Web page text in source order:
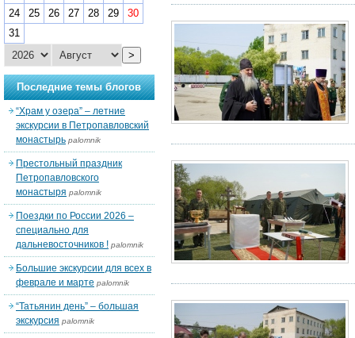
24
25 26 27 28 29
30
31
>
Последние темы блогов
“Храм у озера” – летние
экскурсии в Петропавловский
монастырь palomnik
Престольный праздник
Петропавловского
монастыря palomnik
Поездки по России 2026 –
специально для
дальневосточников ! palomnik
Большие экскурсии для всех в
феврале и марте palomnik
“Татьянин день” – большая
экскурсия palomnik